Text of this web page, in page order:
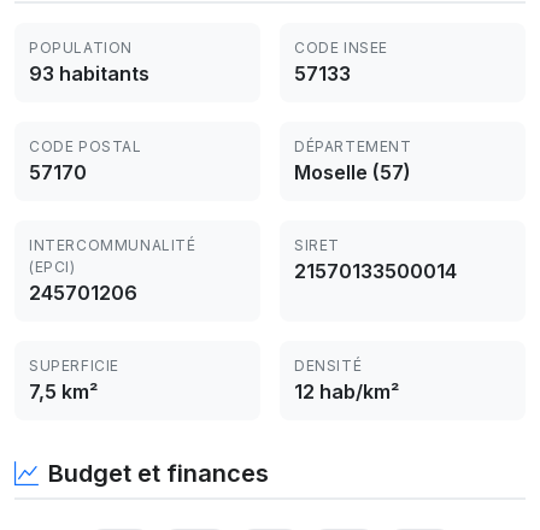
POPULATION
93 habitants
CODE INSEE
57133
CODE POSTAL
57170
DÉPARTEMENT
Moselle (57)
INTERCOMMUNALITÉ
(EPCI)
245701206
SIRET
21570133500014
SUPERFICIE
7,5 km²
DENSITÉ
12 hab/km²
Budget et finances